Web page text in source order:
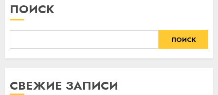
ПОИСК
ПОИСК
СВЕЖИЕ ЗАПИСИ